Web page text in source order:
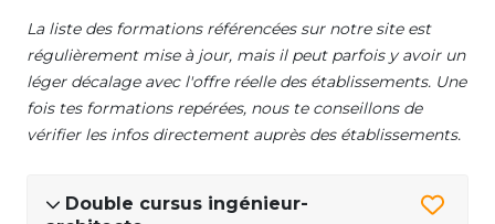
La liste des formations référencées sur notre site est
régulièrement mise à jour, mais il peut parfois y avoir un
léger décalage avec l'offre réelle des établissements. Une
fois tes formations repérées, nous te conseillons de
vérifier les infos directement auprès des établissements.
Double cursus ingénieur-